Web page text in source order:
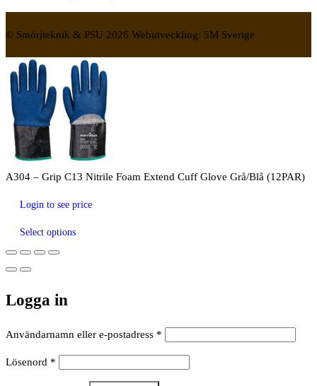
© Smörjteknik & PSU 2026 Webutveckling: 5M Sverige
A304 – Grip C13 Nitrile Foam Extend Cuff Glove Grå/Blå (12PAR)
Login to see price
Select options
Logga in
Användarnamn eller e-postadress *
Lösenord *